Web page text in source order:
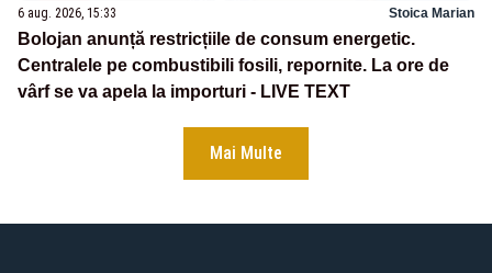
6 aug. 2026, 15:33 Stoica Marian
Bolojan anunță restricțiile de consum energetic.
Centralele pe combustibili fosili, repornite. La ore de
vârf se va apela la importuri - LIVE TEXT
Mai Multe